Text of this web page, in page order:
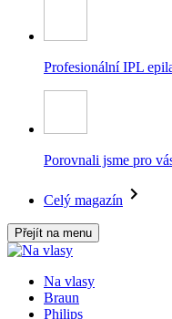
Profesionální IPL
Porovnali jsme pro
Celý magazín
Přejít na menu
Na vlasy
Braun
Philips